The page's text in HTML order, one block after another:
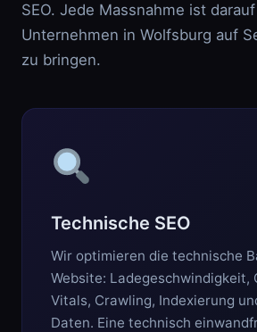
SEO. Jede Massnahme ist
Unternehmen in Wolfsburg auf
zu bringen.
Technische SEO
Wir optimieren die technische
Website: Ladegeschwindigkeit,
Vitals, Crawling, Indexierung
Daten. Eine technisch